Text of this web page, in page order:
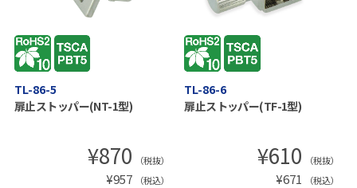
TL-86-5
扉止ストッパー(NT-1型)
¥870 （税抜）
¥957 （税込）
TL-86-6
扉止ストッパー(TF-1型)
¥610 （税抜）
¥671 （税込）